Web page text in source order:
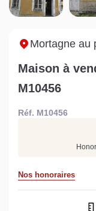
Sarthe pour
vente
Estimez
en quelques
Mortagne au
Maison à
M10456
Réf. M10456
Nos honoraires